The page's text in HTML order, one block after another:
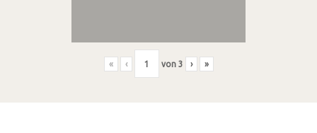
« ‹ von 3 › »